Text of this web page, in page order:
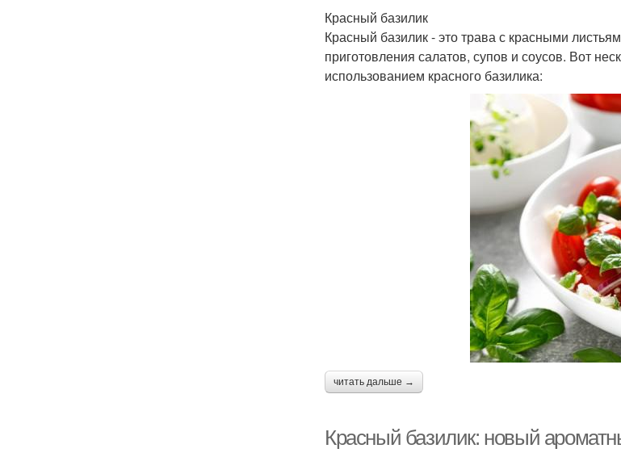
Красный базилик
Красный базилик - это трава с красными
приготовления салатов, супов и соусов. Вот
использованием красного базилика:
читать дальше →
Красный базилик: новый